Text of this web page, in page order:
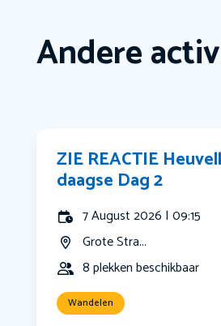
Andere
ZIE REACTIE
daagse Dag 2
7 August 2026 | 09:15
Grote Stra...
8 plekken beschikbaar
Wandelen